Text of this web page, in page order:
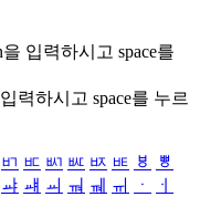
을 입력하시고 space를
력하시고 space를 누르
ㅲ ㅳ ㅴ ㅵ ㅶ ㅷ ㅸ
ㅹ
ㆇ ㆈ ㆉ ㆊ ㆋ ㆌ ㆍ
ㆎ